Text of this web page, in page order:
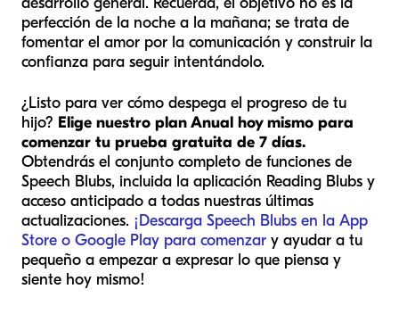
perfección de la noche a la mañana; se trata de
fomentar el amor por la comunicación y construir la
confianza para seguir intentándolo.
¿Listo para ver cómo despega el progreso de tu
hijo? Elige nuestro plan Anual hoy mismo para
comenzar tu prueba gratuita de 7 días.
Obtendrás el conjunto completo de funciones de
Speech Blubs, incluida la aplicación Reading Blubs y
acceso anticipado a todas nuestras últimas
actualizaciones. ¡Descarga Speech Blubs en la App
Store o Google Play para comenzar y ayudar a tu
pequeño a empezar a expresar lo que piensa y
siente hoy mismo!